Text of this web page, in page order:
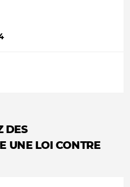
DES
UNE LOI CONTRE